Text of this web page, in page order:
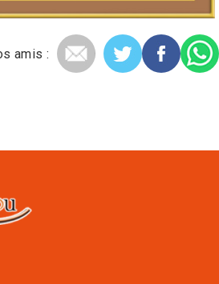
amis :